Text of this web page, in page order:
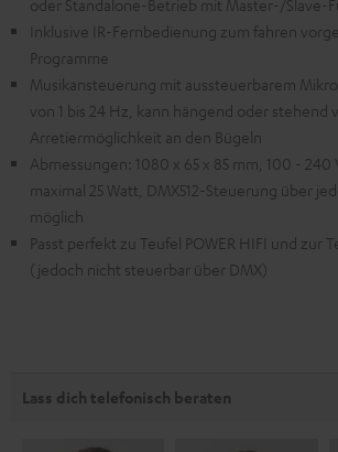
oder Standalone-Betrieb mit Master-/Slave-
Inklusive IR-Fernbedienung zum fahren
Programme
Musikansteuerung mit aussteuerbarem
von 1 bis 24 Hz, kann hängend oder stehend
Arretiermöglichkeit an den Bügeln
Abmessungen: 1080 x 65 x 85 mm, 100 - 240
maximal 25 Watt, DMX512-Steuerung über
möglich
Passt perfekt zu Teufel POWER HIFI und zur
(jedoch nicht steuerbar über DMX)
Lass dich telefonisch beraten